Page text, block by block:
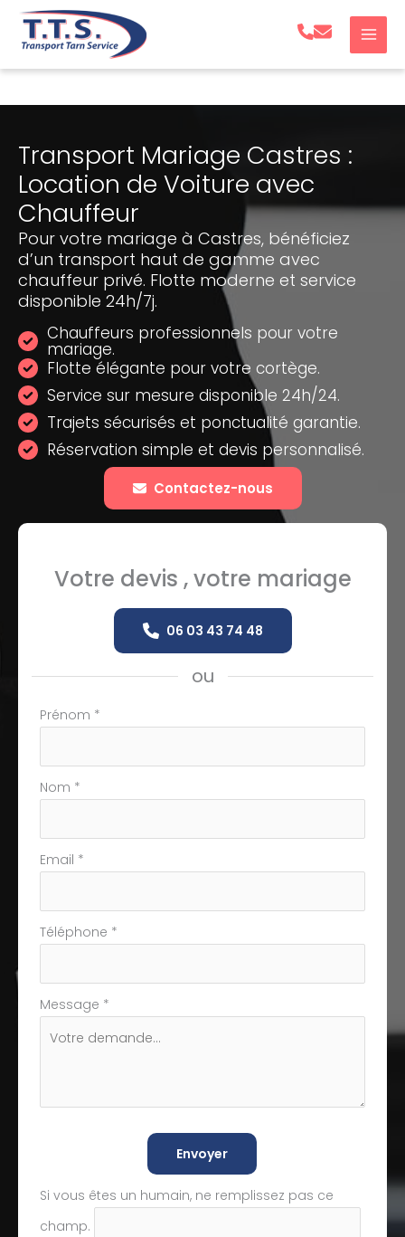
Aller
Transport Mariage Castres :
Location de Voiture avec
Chauffeur
Pour votre mariage à Castres, bénéficiez
d’un transport haut de gamme avec
chauffeur privé. Flotte moderne et service
disponible 24h/7j.
Chauffeurs professionnels pour votre
mariage.
Flotte élégante pour votre cortège.
Service sur mesure disponible 24h/24.
Trajets sécurisés et ponctualité garantie.
Réservation simple et devis personnalisé.
Contactez-nous
Votre devis , votre mariage
06 03 43 74 48
ou
Formulaire
téléphone
Prénom *
Nom *
Email *
Téléphone *
Message *
Envoyer
Si vous êtes un humain, ne remplissez pas ce
champ.